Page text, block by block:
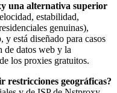
una alternativa superior
estabilidad,
genuinas),
está diseñado para casos
de datos web y la
los proxies gratuitos.
restricciones geográficas?